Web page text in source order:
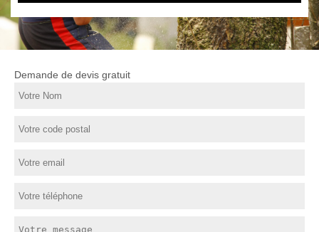
Demande de devis gratuit